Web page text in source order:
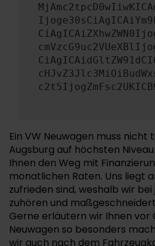
Ein VW Neuwagen muss nicht
Augsburg auf höchsten
Ihnen den Weg mit
monatlichen Raten. Uns liegt
zufrieden sind, weshalb wir
zuhören und
Gerne erläutern wir Ihnen vor
Neuwagen so besonders
wir auch nach dem